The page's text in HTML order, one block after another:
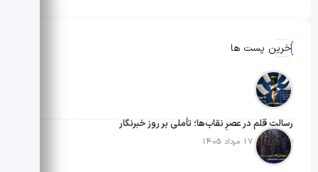
آخرین پست ها
رسالتِ قلم در عصرِ نقاب‌ها؛ تأملی بر روز خبرنگار
تاریخ انتشار: 17 مرداد 1405